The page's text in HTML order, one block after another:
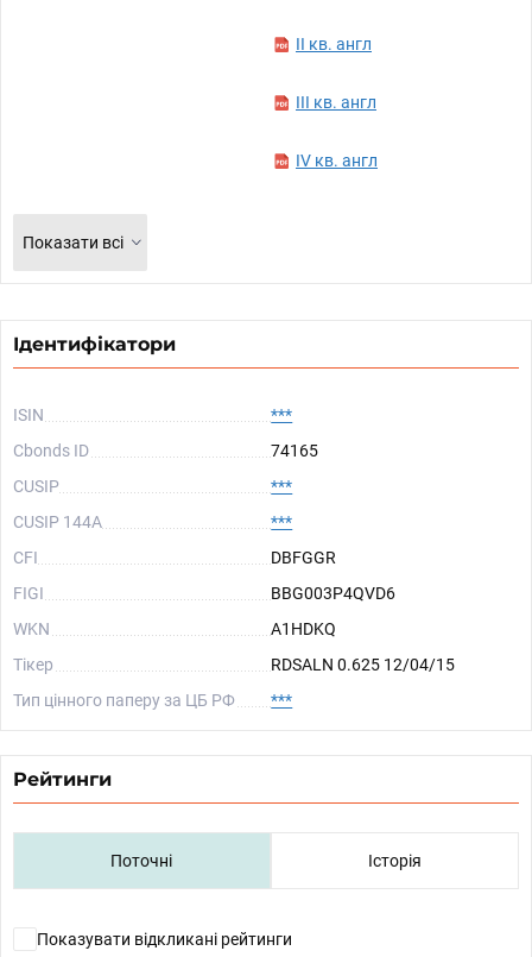
II кв. англ
III кв. англ
IV кв. англ
Показати всі
Ідентифікатори
ISIN
***
Cbonds ID
74165
CUSIP
***
CUSIP 144A
***
CFI
DBFGGR
FIGI
BBG003P4QVD6
WKN
A1HDKQ
Тікер
RDSALN 0.625 12/04/15
Тип цінного паперу за ЦБ РФ
***
Рейтинги
Поточні Історія
Показувати відкликані рейтинги